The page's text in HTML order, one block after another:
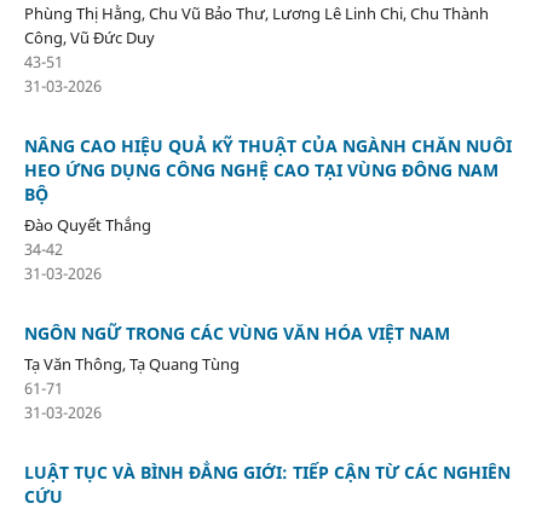
Phùng Thị Hằng, Chu Vũ Bảo Thư, Lương Lê Linh Chi, Chu Thành
Công, Vũ Đức Duy
43-51
31-03-2026
NÂNG CAO HIỆU QUẢ KỸ THUẬT CỦA NGÀNH CHĂN NUÔI
HEO ỨNG DỤNG CÔNG NGHỆ CAO TẠI VÙNG ĐÔNG NAM
BỘ
Đào Quyết Thắng
34-42
31-03-2026
NGÔN NGỮ TRONG CÁC VÙNG VĂN HÓA VIỆT NAM
Tạ Văn Thông, Tạ Quang Tùng
61-71
31-03-2026
LUẬT TỤC VÀ BÌNH ĐẲNG GIỚI: TIẾP CẬN TỪ CÁC NGHIÊN
CỨU